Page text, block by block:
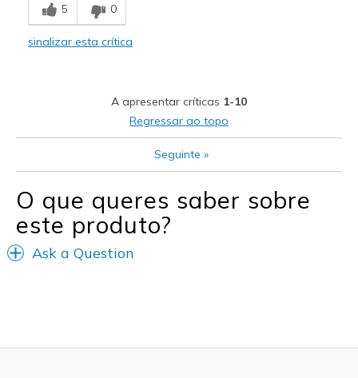
Comfortable
Travel
Sizing
Feels true to size
View On Shoes
Shoes are for Wearing
5 0
sinalizar esta crítica
A apresentar críticas 1-10
Regressar ao topo
Seguinte »
O que queres saber sobre
este produto?
Ask a Question